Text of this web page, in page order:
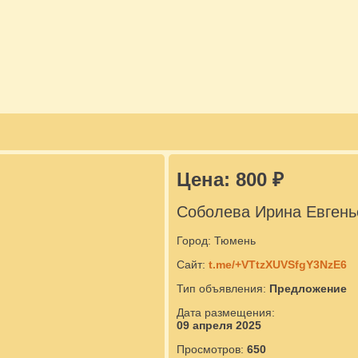
Цена: 800 ₽
Соболева Ирина
Город: Тюмень
Сайт: t.me/+VTtzXUVSfgY3NzE6
Тип объявления: Предложение
Дата размещения:
09 апреля 2025
Просмотров: 650